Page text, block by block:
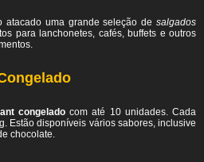
atacado uma grande seleção de salgados
para lanchonetes, cafés, buffets e outros
congelado com até 10 unidades. Cada
Estão disponíveis vários sabores, inclusive
chocolate.